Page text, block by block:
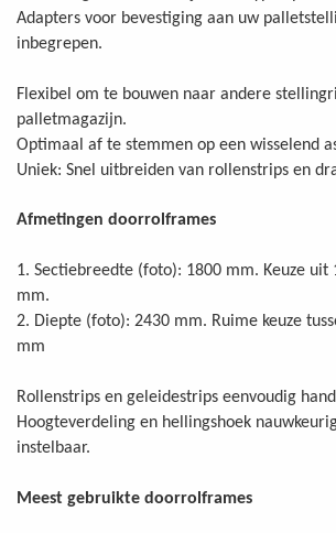
Adapters voor bevestiging aan uw
inbegrepen.
Flexibel om te bouwen naar andere
palletmagazijn.
Optimaal af te stemmen op een wisselend
Uniek: Snel uitbreiden van rollenstrips en
Afmetingen doorrolframes
1. Sectiebreedte (foto): 1800 mm. Keuze uit
mm.
2. Diepte (foto): 2430 mm. Ruime keuze
mm
Rollenstrips en geleidestrips eenvoudig
Hoogteverdeling en hellingshoek
instelbaar.
Meest gebruikte doorrolframes